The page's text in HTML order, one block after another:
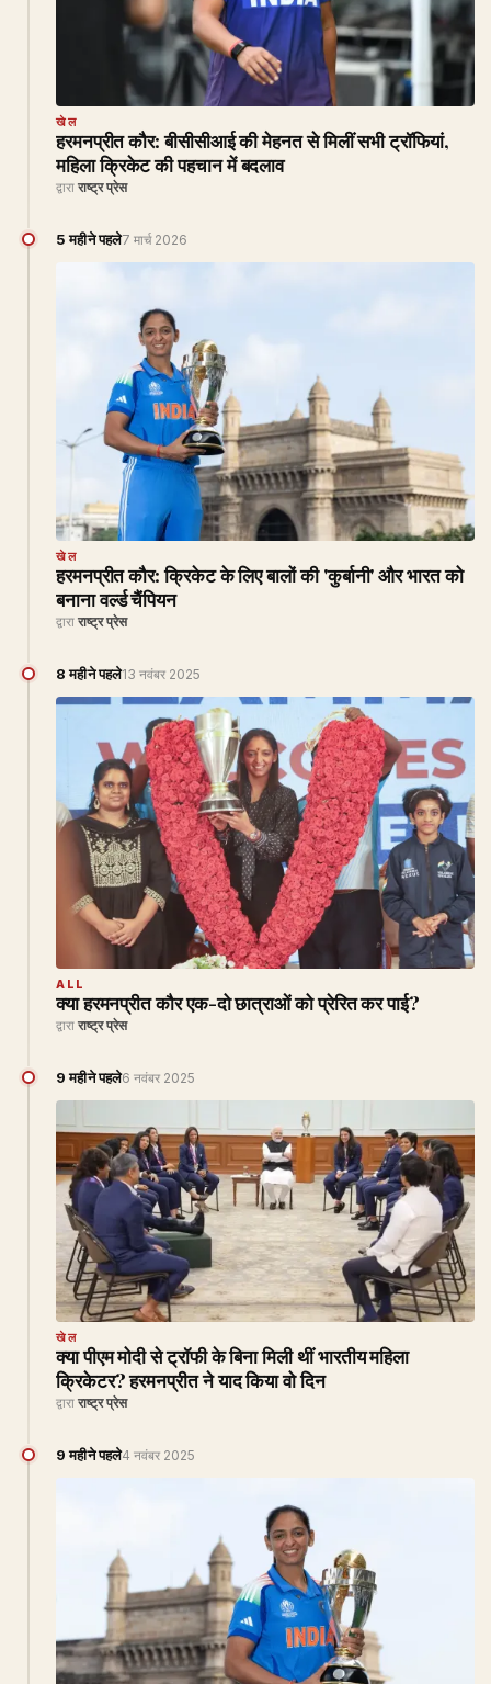
खेल
हरमनप्रीत कौर: बीसीसीआई की मेहनत से मिलीं सभी ट्रॉफियां,
महिला क्रिकेट की पहचान में बदलाव
द्वारा राष्ट्र प्रेस
5 महीने पहले7 मार्च 2026
खेल
हरमनप्रीत कौर: क्रिकेट के लिए बालों की 'कुर्बानी' और भारत को
बनाना वर्ल्ड चैंपियन
द्वारा राष्ट्र प्रेस
8 महीने पहले13 नवंबर 2025
ALL
क्या हरमनप्रीत कौर एक-दो छात्राओं को प्रेरित कर पाई?
द्वारा राष्ट्र प्रेस
9 महीने पहले6 नवंबर 2025
खेल
क्या पीएम मोदी से ट्रॉफी के बिना मिली थीं भारतीय महिला
क्रिकेटर? हरमनप्रीत ने याद किया वो दिन
द्वारा राष्ट्र प्रेस
9 महीने पहले4 नवंबर 2025